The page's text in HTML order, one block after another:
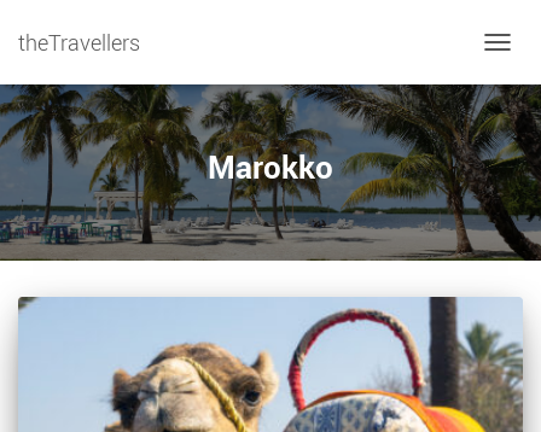
theTravellers
Marokko